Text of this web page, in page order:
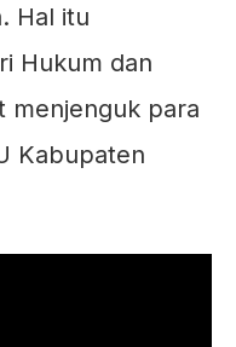
Hal itu
Hukum dan
menjenguk para
Kabupaten